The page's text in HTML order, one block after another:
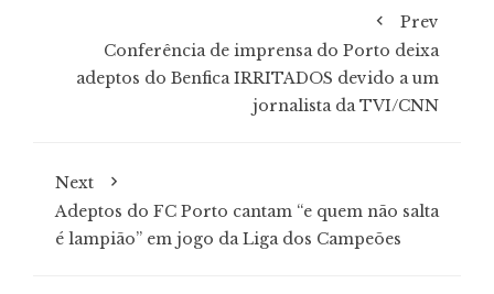
Prev
Conferência de imprensa do Porto deixa
adeptos do Benfica IRRITADOS devido a um
jornalista da TVI/CNN
Next
Adeptos do FC Porto cantam “e quem não salta
é lampião” em jogo da Liga dos Campeões